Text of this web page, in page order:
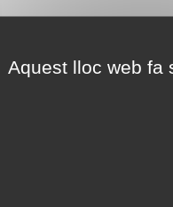
Aquest lloc web fa